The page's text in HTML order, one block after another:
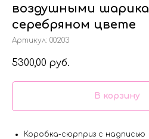
воздушными
серебряном цвете
Артикул: 00203
5300,00 руб.
В корзину
Коробка-сюрприз с надписью